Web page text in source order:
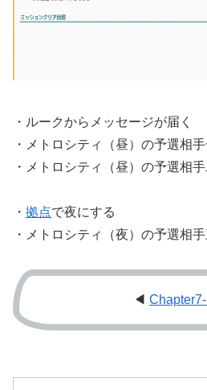
・ルークからメッセージが届く
・メトロシティ（昼）の予選相
・メトロシティ（昼）の予選相
・ 拠点で夜にする
・メトロシティ（夜）の予選相
◀